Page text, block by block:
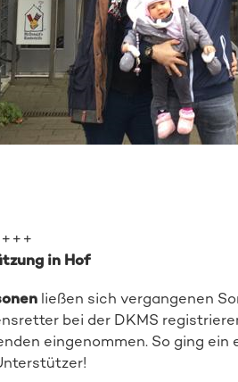
+++
in Hof
ließen sich vergangenen
bei der DKMS
eingenommen. So ging